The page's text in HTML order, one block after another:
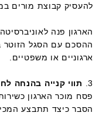
להעסיק קבוצת מורים
הארגון פנה
ההסכם עם הסגל הזוטר
ארגוניים או משפטיים.
3. תווי קנייה בהנחה
פסח מוכר הארגון
הסבר כיצד תתבצע